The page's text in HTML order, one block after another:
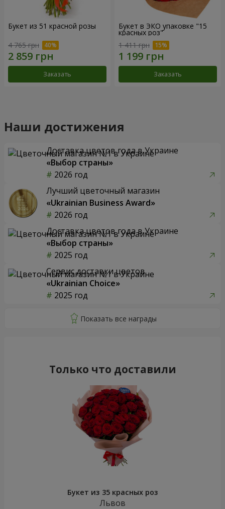
Букет из 51 красной розы
4 765 грн
Заказать
Букет в ЭКО упаковке "15
красных роз"
1 411 грн
Заказать
Наши достижения
Доставка цветов года в Украине
«Выбор страны»
2026 год
Лучший цветочный магазин
«Ukrainian Business Award»
2026 год
Доставка цветов года в Украине
«Выбор страны»
2025 год
Сервис доставки цветов
«Ukrainian Choice»
2025 год
Только что доставили
Букет из 35 красных роз
Львов